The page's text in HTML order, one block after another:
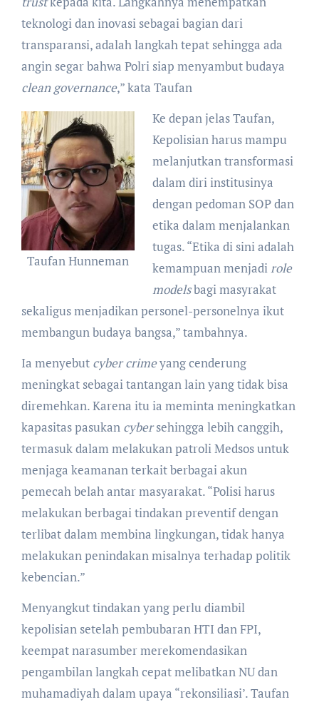
teknologi dan inovasi sebagai bagian dari
transparansi, adalah langkah tepat sehingga ada
angin segar bahwa Polri siap menyambut budaya
clean governance,” kata Taufan
Taufan Hunneman
Ke depan jelas Taufan,
Kepolisian harus mampu
melanjutkan transformasi
dalam diri institusinya
dengan pedoman SOP dan
etika dalam menjalankan
tugas. “Etika di sini adalah
kemampuan menjadirole
modelsbagi masyrakat
sekaligus menjadikan personel-personelnya ikut
membangun budaya bangsa,” tambahnya.
Ia menyebut cyber crimeyang cenderung
meningkat sebagai tantangan lain yang tidak bisa
diremehkan. Karena itu ia meminta meningkatkan
kapasitas pasukan cybersehingga lebih canggih,
termasuk dalam melakukan patroli Medsos untuk
menjaga keamanan terkait berbagai akun
pemecah belah antar masyarakat. “Polisi harus
melakukan berbagai tindakan preventif dengan
terlibat dalam membina lingkungan, tidak hanya
melakukan penindakan misalnya terhadap politik
kebencian.”
Menyangkut tindakan yang perlu diambil
kepolisian setelah pembubaran HTI dan FPI,
keempat narasumber merekomendasikan
pengambilan langkah cepat melibatkan NU dan
muhamadiyah dalam upaya “rekonsiliasi’. Taufan